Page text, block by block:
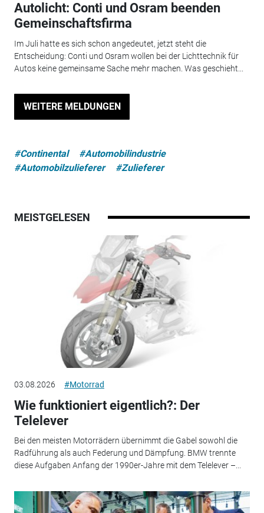
Autolicht: Conti und Osram beenden
Gemeinschaftsfirma
Im Juli hatte es sich schon angedeutet, jetzt steht die
Entscheidung: Conti und Osram wollen bei der Lichttechnik für
Autos keine gemeinsame Sache mehr machen. Was geschieht...
WEITERE MELDUNGEN
#Continental
#Automobilindustrie
#Automobilzulieferer
#Zulieferer
MEISTGELESEN
03.08.2026 #Motorrad
Wie funktioniert eigentlich?: Der
Telelever
Bei den meisten Motorrädern übernimmt die Gabel sowohl die
Radführung als auch Federung und Dämpfung. BMW trennte
diese Aufgaben Anfang der 1990er-Jahre mit dem Telelever –...